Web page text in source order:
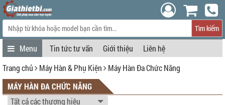
Tìm kiếm
Tin tức tư vấn Giới thiệu
Liên hệ
Trang chủ
Máy Hàn & Phụ Kiện
Máy Hàn Đa Chức Năng
MÁY HÀN ĐA CHỨC NĂNG